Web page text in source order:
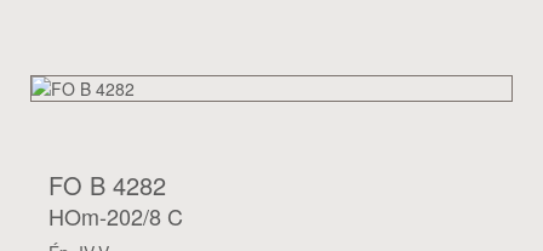
FO B 4282
HOm-202/8 C